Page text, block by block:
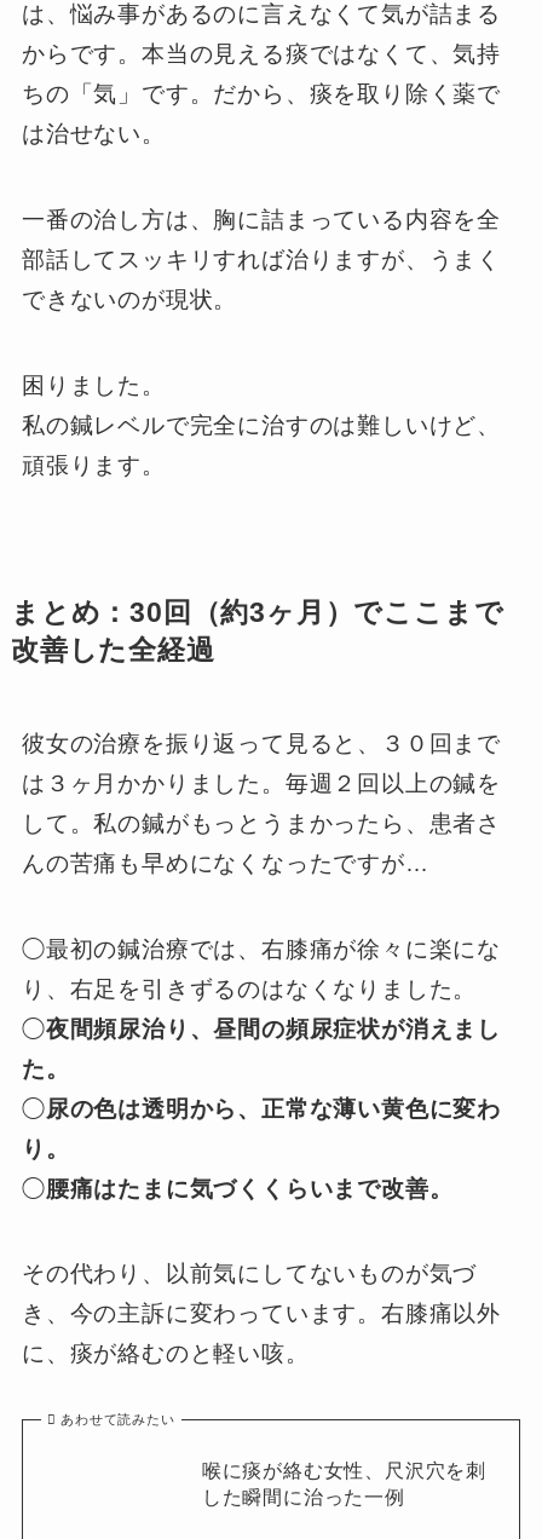
は、悩み事があるのに言えなくて気が詰まる
からです。本当の見える痰ではなくて、気持
ちの「気」です。だから、痰を取り除く薬で
は治せない。
一番の治し方は、胸に詰まっている内容を全
部話してスッキリすれば治りますが、うまく
できないのが現状。
困りました。
私の鍼レベルで完全に治すのは難しいけど、
頑張ります。
まとめ：30回（約3ヶ月）でここまで
改善した全経過
彼女の治療を振り返って見ると、３０回まで
は３ヶ月かかりました。毎週２回以上の鍼を
して。私の鍼がもっとうまかったら、患者さ
んの苦痛も早めになくなったですが…
◯最初の鍼治療では、右膝痛が徐々に楽にな
り、右足を引きずるのはなくなりました。
◯夜間頻尿治り、昼間の頻尿症状が消えまし
た。
◯尿の色は透明から、正常な薄い黄色に変わ
り。
◯腰痛はたまに気づくくらいまで改善。
その代わり、以前気にしてないものが気づ
き、今の主訴に変わっています。右膝痛以外
に、痰が絡むのと軽い咳。
あわせて読みたい
喉に痰が絡む女性、尺沢穴を刺
した瞬間に治った一例